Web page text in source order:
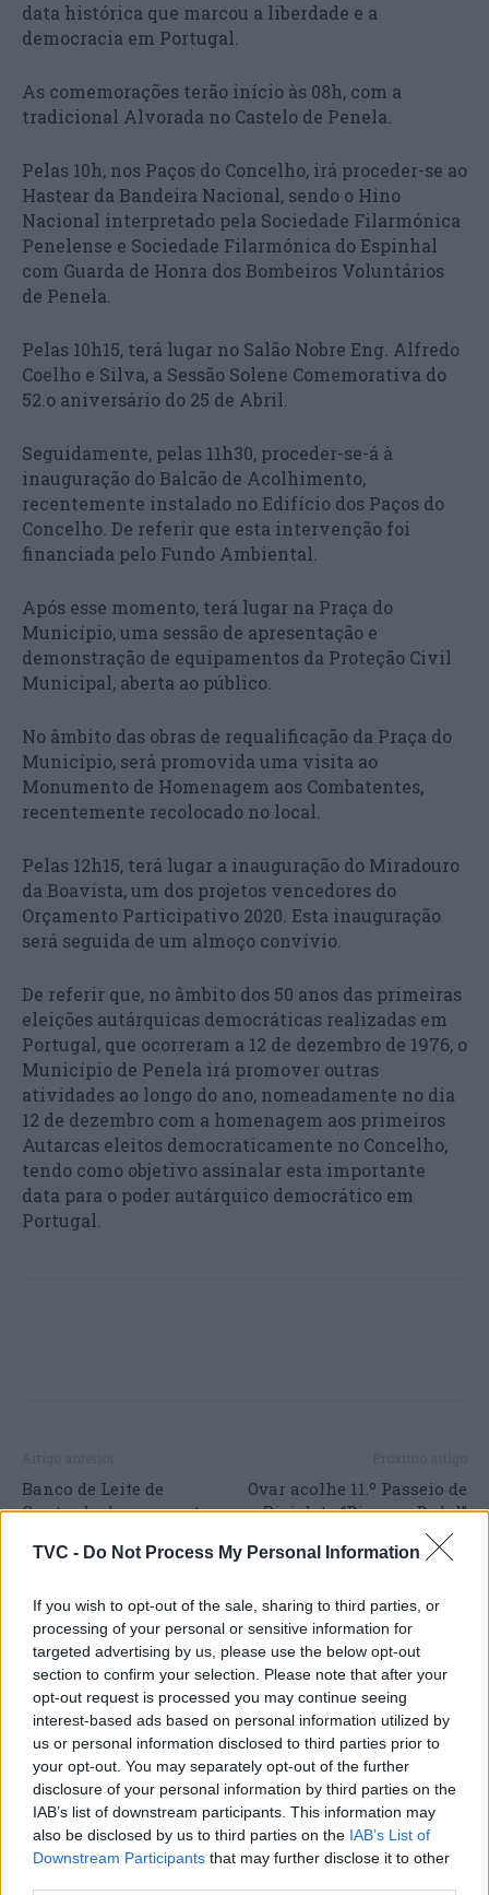
TVC - Do Not Process My Personal Information
If you wish to opt-out of the sale, sharing to third parties, or
processing of your personal or sensitive information for
targeted advertising by us, please use the below opt-out
section to confirm your selection. Please note that after your
opt-out request is processed you may continue seeing
interest-based ads based on personal information utilized by
us or personal information disclosed to third parties prior to
your opt-out. You may separately opt-out of the further
disclosure of your personal information by third parties on the
IAB’s list of downstream participants. This information may
also be disclosed by us to third parties on the IAB’s List of
Downstream Participants that may further disclose it to other
data histórica que marcou a liberdade e a
democracia em Portugal.
As comemorações terão início às 08h, com a
tradicional Alvorada no Castelo de Penela.
Pelas 10h, nos Paços do Concelho, irá proceder-se ao
Hastear da Bandeira Nacional, sendo o Hino
Nacional interpretado pela Sociedade Filarmónica
Penelense e Sociedade Filarmónica do Espinhal
com Guarda de Honra dos Bombeiros Voluntários
de Penela.
Pelas 10h15, terá lugar no Salão Nobre Eng. Alfredo
Coelho e Silva, a Sessão Solene Comemorativa do
52.o aniversário do 25 de Abril.
Seguidamente, pelas 11h30, proceder-se-á à
inauguração do Balcão de Acolhimento,
recentemente instalado no Edifício dos Paços do
Concelho. De referir que esta intervenção foi
financiada pelo Fundo Ambiental.
Após esse momento, terá lugar na Praça do
Município, uma sessão de apresentação e
demonstração de equipamentos da Proteção Civil
Municipal, aberta ao público.
No âmbito das obras de requalificação da Praça do
Município, será promovida uma visita ao
Monumento de Homenagem aos Combatentes,
recentemente recolocado no local.
Pelas 12h15, terá lugar a inauguração do Miradouro
da Boavista, um dos projetos vencedores do
Orçamento Participativo 2020. Esta inauguração
será seguida de um almoço convívio.
De referir que, no âmbito dos 50 anos das primeiras
eleições autárquicas democráticas realizadas em
Portugal, que ocorreram a 12 de dezembro de 1976, o
Município de Penela irá promover outras
atividades ao longo do ano, nomeadamente no dia
12 de dezembro com a homenagem aos primeiros
Autarcas eleitos democraticamente no Concelho,
tendo como objetivo assinalar esta importante
data para o poder autárquico democrático em
Portugal.
Banco de Leite de
Cantanhede apresenta
Ovar acolhe 11.º Passeio de
Bicicleta “Ria com Pedal”
ARTIGOS RELACIONADOSMAIS DO AUTOR
Deputados do PSD saúdam Banda